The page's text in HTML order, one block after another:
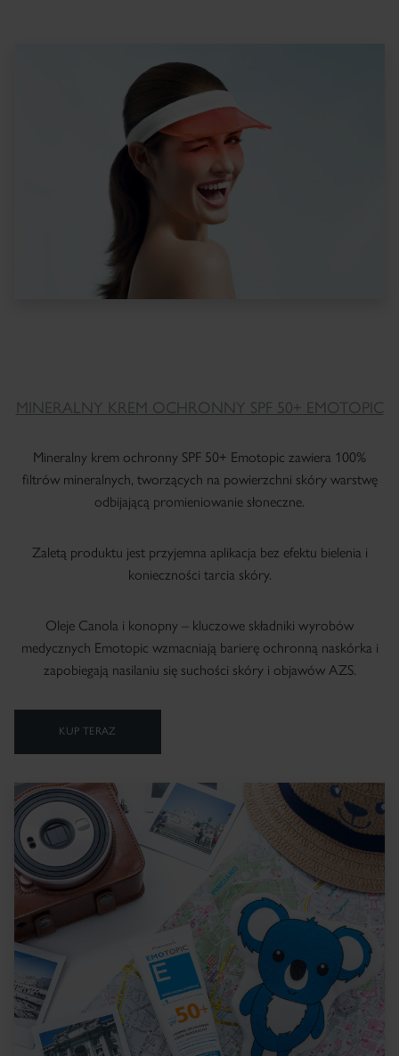
MINERALNY KREM OCHRONNY SPF 50+ EMOTOPIC
Mineralny krem ochronny SPF 50+ Emotopic zawiera 100%
filtrów mineralnych, tworzących na powierzchni skóry warstwę
odbijającą promieniowanie słoneczne.
Zaletą produktu jest przyjemna aplikacja bez efektu bielenia i
konieczności tarcia skóry.
Oleje Canola i konopny – kluczowe składniki wyrobów
medycznych Emotopic wzmacniają barierę ochronną naskórka i
zapobiegają nasilaniu się suchości skóry i objawów AZS.
KUP TERAZ